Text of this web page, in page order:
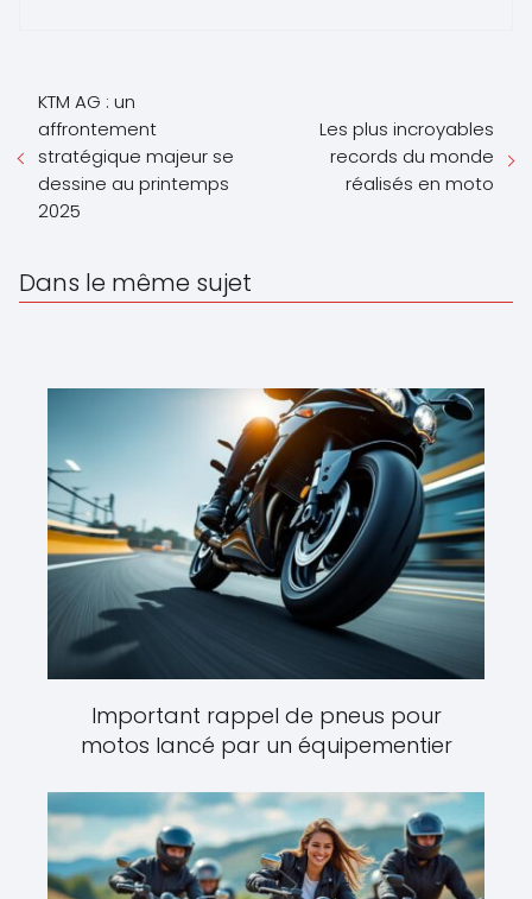
KTM AG : un
affrontement
stratégique majeur se
dessine au printemps
2025
Les plus incroyables
records du monde
réalisés en moto
Dans le même sujet
Important rappel de pneus pour
motos lancé par un équipementier